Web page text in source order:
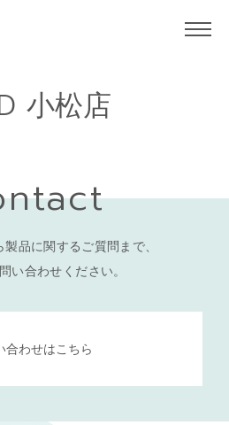
小松店
品に関するご質問まで、
い合わせください。
合わせはこちら